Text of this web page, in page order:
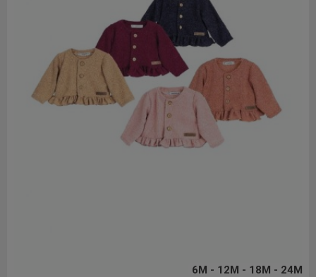
6M - 12M - 18M - 24M